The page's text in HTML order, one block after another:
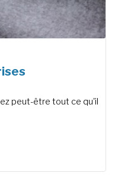
peut-être tout ce qu'il